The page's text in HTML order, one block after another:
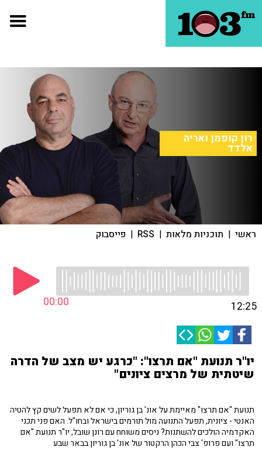
רון קופמן ואריה
אלדד
ראשי | תוכניות מלאות |
RSS
| פייסבוק
00:00 12:25
יו"ר תנועת "אם תרצו": "כרגע יש מצב של הדרה
שיטתית של מרצים ציונים"
תנועת "אם תרצו" מאיימת על אונ' בן גוריון, כי אם לא תפעל לשים קץ להטיה
האנטי - ציונית, תפעל התנועה מול תורמים בישראל ובחו"ל. האם פני תכני
האקדמיה הולכים להשתנות? ניסים משוחח עם רונן שובל, יו"ר תנועת "אם
תרצו" ועם פרופ' צבי הכהן הרקטור של אונ' בן גוריון בבאר שבע